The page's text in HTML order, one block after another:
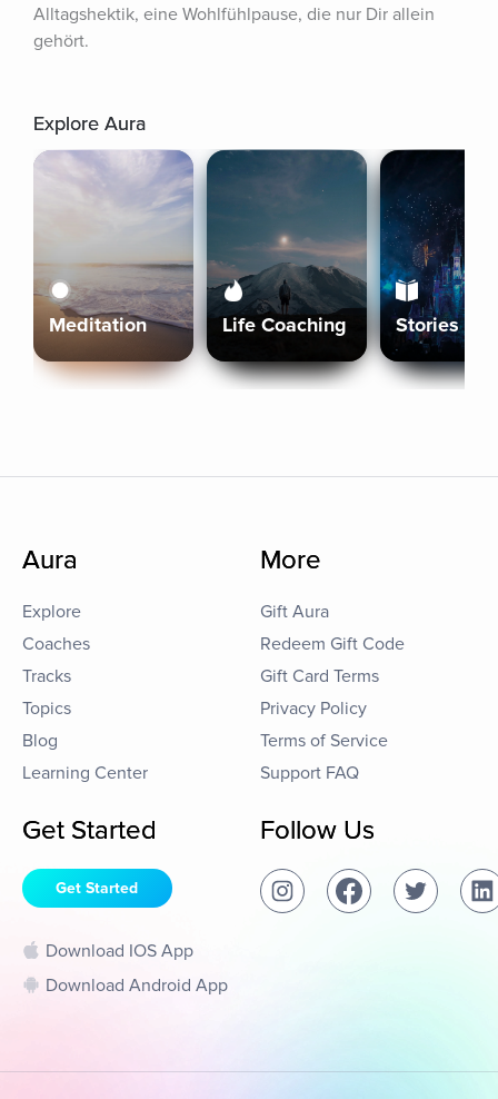
Alltagshektik, eine Wohlfühlpause, die nur Dir allein
gehört.
Explore Aura
Meditation Life Coaching Stories
Aura
Explore
Coaches
Tracks
Topics
Blog
Learning Center
More
Gift Aura
Redeem Gift Code
Gift Card Terms
Privacy Policy
Terms of Service
Support FAQ
Get Started
Get Started
Download IOS App
Download Android App
Follow Us